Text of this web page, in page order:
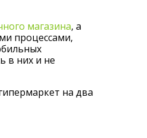
магазина, а
процессами,
в них и не
на два